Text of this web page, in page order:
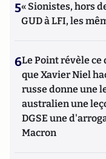
5« Sionistes, hors
GUD à LFI, les
6Le Point révèle
que Xavier Niel
russe donne une
australien une
DGSE une
Macron